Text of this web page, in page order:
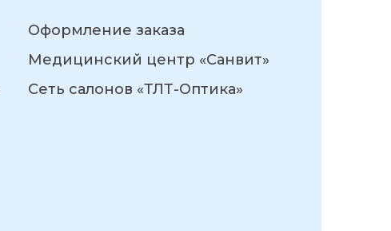
Оформление заказа
Медицинский центр «Санвит»
Сеть салонов «ТЛТ-Оптика»